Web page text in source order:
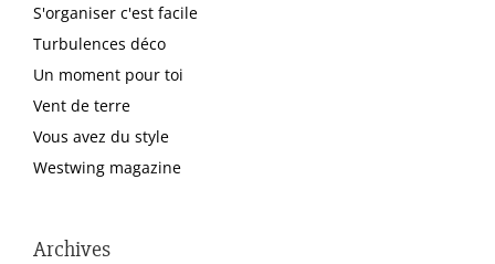
S'organiser c'est facile
Turbulences déco
Un moment pour toi
Vent de terre
Vous avez du style
Westwing magazine
Archives